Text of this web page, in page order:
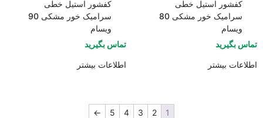
کفشور استیل خطی
سرامیک خور مشکی 80
ویسام
تماس بگیرید
اطلاعات بیشتر
کفشور استیل خطی
سرامیک خور مشکی 90
ویسام
تماس بگیرید
اطلاعات بیشتر
1
2
3
4
5
←